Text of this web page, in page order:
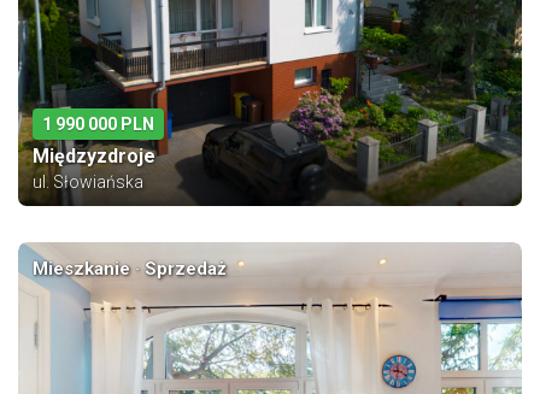
1 990 000 PLN
Międzyzdroje
ul. Słowiańska
Mieszkanie · Sprzedaż